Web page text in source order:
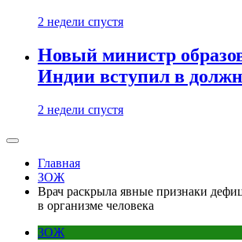
2 недели спустя
Новый министр
Индии вступил в
2 недели спустя
Главная
ЗОЖ
Врач раскрыла явные признаки
в организме человека
ЗОЖ